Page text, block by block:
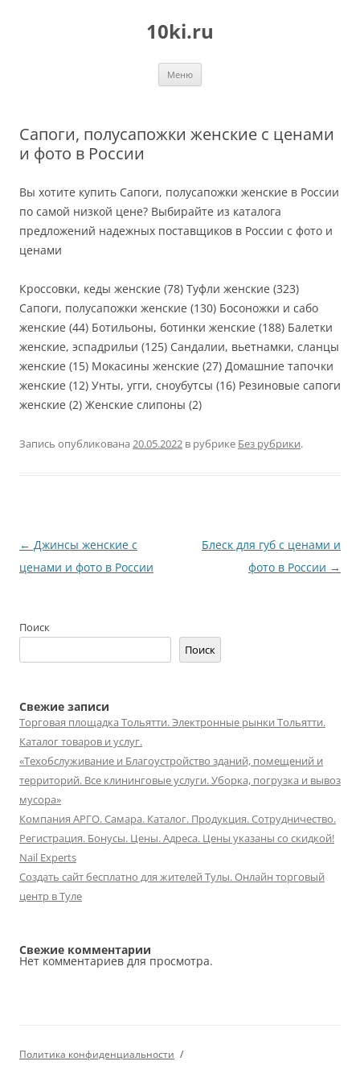
10ki.ru
Меню
Сапоги, полусапожки женские с ценами
и фото в России
Вы хотите купить Сапоги, полусапожки женские в России
по самой низкой цене? Выбирайте из каталога
предложений надежных поставщиков в России с фото и
ценами
Кроссовки, кеды женские (78) Туфли женские (323)
Сапоги, полусапожки женские (130) Босоножки и сабо
женские (44) Ботильоны, ботинки женские (188) Балетки
женские, эспадрильи (125) Сандалии, вьетнамки, сланцы
женские (15) Мокасины женские (27) Домашние тапочки
женские (12) Унты, угги, сноубутсы (16) Резиновые сапоги
женские (2) Женские слипоны (2)
Запись опубликована 20.05.2022 в рубрике Без рубрики.
Навигация
по
← Джинсы женские с
ценами и фото в России
Блеск для губ с ценами и
фото в России →
Поиск
Поиск
Свежие записи
Торговая площадка Тольятти. Электронные рынки Тольятти.
Каталог товаров и услуг.
«Техобслуживание и Благоустройство зданий, помещений и
территорий. Все клининговые услуги. Уборка, погрузка и вывоз
мусора»
Компания АРГО. Самара. Каталог. Продукция. Сотрудничество.
Регистрация. Бонусы. Цены. Адреса. Цены указаны со скидкой!
Nail Experts
Создать сайт бесплатно для жителей Тулы. Онлайн торговый
центр в Туле
Свежие комментарии
Нет комментариев для просмотра.
Политика конфиденциальности